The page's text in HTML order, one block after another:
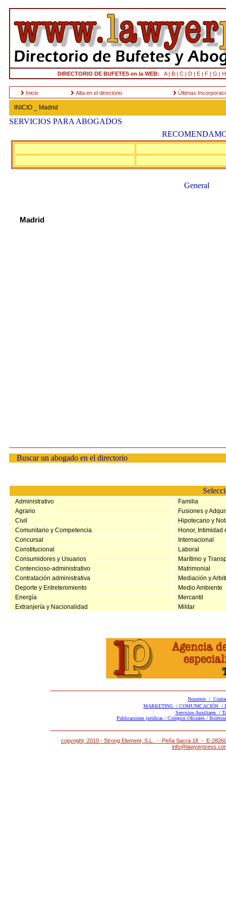
DIRECTORIO DE BUFETES en la WEB: A | B | C | D | E | F | G |
Inicio Alta en el directorio Últimas
INICIO _ Madrid
SERVICIOS PARA ABOGADOS
General
Madrid
Buscar un abogado en el directorio
Administrativo
Familia
Agrario
Fusiones y
Civil
Hipotecario y
Comunitario y Competencia
Honor, Intimidad
Concursal
Internacional
Constitucional
Laboral
Consumidores y Usuarios
Marítimo y
Contencioso-administrativo
Matrimonial
Contratación administrativa
Mediación y
Deporte y Entretenimiento
Medio Ambiente
Energía
Mercantil
Extranjería y Nacionalidad
Militar
Nosotros /
MARKETING / COMUNICACIÓN /
Servicios Auxiliares /
Publicaciones jurídicas / Colegios Oficiales /
copyright, 2010 - Strong Element, S.L. - Peña Sacra 18 - E-